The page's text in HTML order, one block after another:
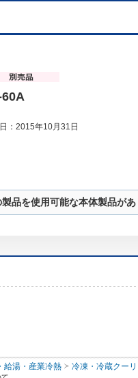
：2015年10月31日
製品を使用可能な本体製品が
給湯・産業冷熱 冷凍・冷蔵クー